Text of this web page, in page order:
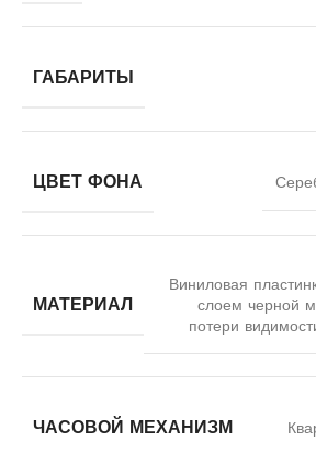
ГАБАРИТЫ
ЦВЕТ ФОНА
МАТЕРИАЛ
Виниловая
слоем черной
потери
ЧАСОВОЙ МЕХАНИЗМ